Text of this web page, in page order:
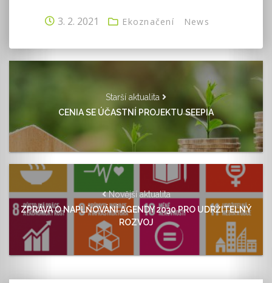
3. 2. 2021 Ekoznačení News
Starší aktualita
CENIA SE ÚČASTNÍ PROJEKTU SEEPIA
Novější aktualita
ZPRÁVA O NAPLŇOVÁNÍ AGENDY 2030 PRO UDRŽITELNÝ
ROZVOJ